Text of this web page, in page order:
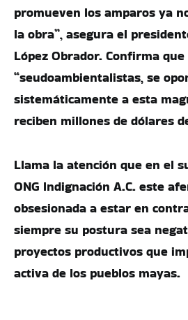
promueven los amparos ya
la obra”, asegura el
López Obrador. Confirma que
“seudoambientalistas, se
sistemáticamente a esta
reciben millones de dólares
Llama la atención que en el
ONG Indignación A.C. este
obsesionada a estar en
siempre su postura sea
proyectos productivos que
activa de los pueblos mayas.